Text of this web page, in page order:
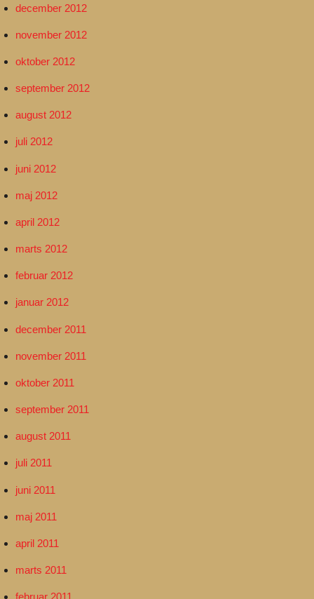
december 2012
november 2012
oktober 2012
september 2012
august 2012
juli 2012
juni 2012
maj 2012
april 2012
marts 2012
februar 2012
januar 2012
december 2011
november 2011
oktober 2011
september 2011
august 2011
juli 2011
juni 2011
maj 2011
april 2011
marts 2011